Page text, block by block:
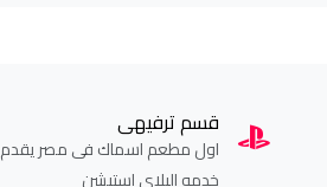
قسم ترفيهى
اول مطعم اسماك فى مصر يقدم
خدمه البلاى استيشن